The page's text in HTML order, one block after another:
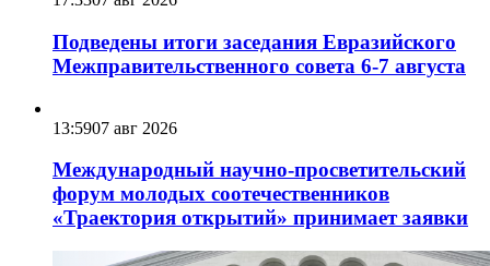
Подведены итоги заседания Евразийского
Межправительственного совета 6-7 августа
13:5907 авг 2026
Международный научно-просветительский
форум молодых соотечественников
«Траектория открытий» принимает заявки